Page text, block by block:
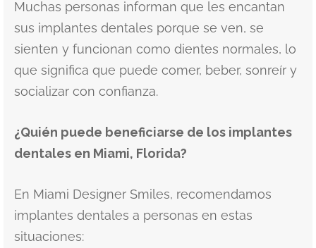
Muchas personas informan que les encantan
sus implantes dentales porque se ven, se
sienten y funcionan como dientes normales, lo
que significa que puede comer, beber, sonreír y
socializar con confianza.
¿Quién puede beneficiarse de los implantes
dentales en Miami, Florida?
En Miami Designer Smiles, recomendamos
implantes dentales a personas en estas
situaciones: